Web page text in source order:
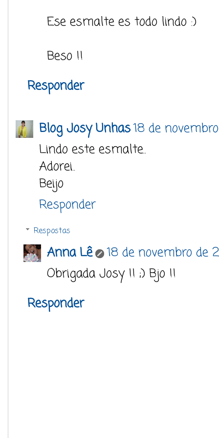
Ese esmalte es todo lindo :)
Beso !!
Responder
Blog Josy Unhas18 de
Lindo este esmalte..
Adorei..
Beijo
Responder
Respostas
Anna Lê
18 de novembro de
Obrigada Josy !! ;) Bjo !!
Responder